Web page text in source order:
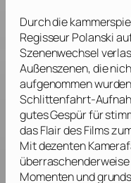
Durch die
RegisseurPolanski
Szenenwechsel
Außenszenen, die
aufgenommen
Schlittenfahrt-
gutes Gespür für
das Flair des Films
Mit dezenten
Momenten und